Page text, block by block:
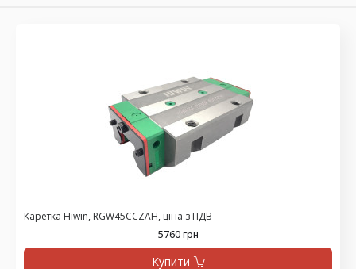
Каретка Hiwin, RGW45CCZAH, ціна з ПДВ
5760 грн
Купити